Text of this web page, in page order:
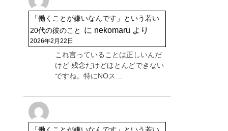
「働くことが嫌いなんです」という若い
20代の彼のこと
に nekomaru より
2026年2月22日
これ言っていることは正しいんだ
けど 残念だけどほとんどできない
ですね。特にNOス…